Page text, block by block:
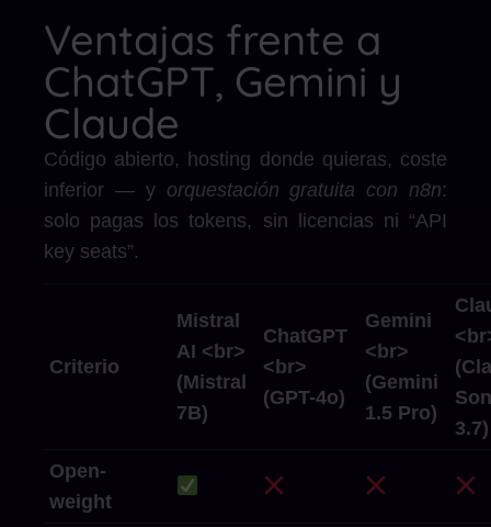
Ventajas frente a
ChatGPT, Gemini y
Claude
Código abierto, hosting donde quieras, coste
inferior — y orquestación gratuita con n8n:
solo pagas los tokens, sin licencias ni “API
key seats”.
Criterio
Mistral
AI <br>
(Mistral
7B)
ChatGPT
<br>
(GPT-4o)
Gemini
<br>
(Gemini
1.5 Pro)
3.7)
Open-
weight